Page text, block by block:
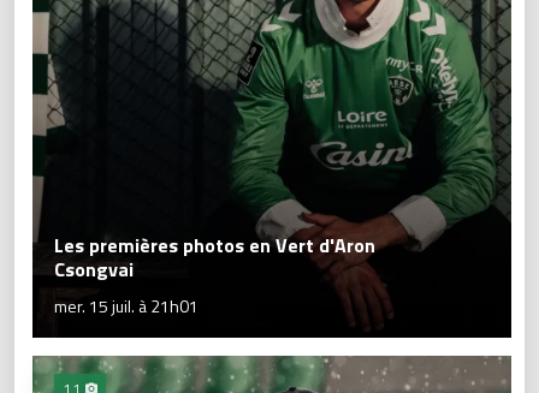
Les premières photos en Vert d'Aron
Csongvai
mer. 15 juil. à 21h01